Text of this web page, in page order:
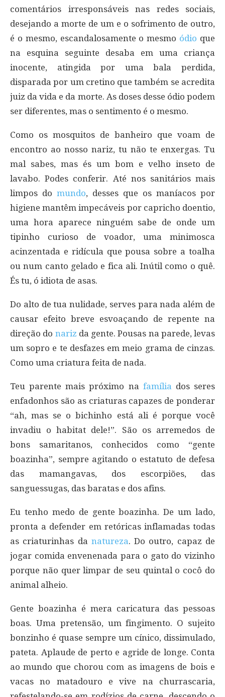
comentários irresponsáveis nas redes sociais,
desejando a morte de um e o sofrimento de outro,
é o mesmo, escandalosamente o mesmo ódio que
na esquina seguinte desaba em uma criança
inocente, atingida por uma bala perdida,
disparada por um cretino que também se acredita
juiz da vida e da morte. As doses desse ódio podem
ser diferentes, mas o sentimento é o mesmo.
Como os mosquitos de banheiro que voam de
encontro ao nosso nariz, tu não te enxergas. Tu
mal sabes, mas és um bom e velho inseto de
lavabo. Podes conferir. Até nos sanitários mais
limpos do mundo, desses que os maníacos por
higiene mantêm impecáveis por capricho doentio,
uma hora aparece ninguém sabe de onde um
tipinho curioso de voador, uma minimosca
acinzentada e ridícula que pousa sobre a toalha
ou num canto gelado e fica ali. Inútil como o quê.
És tu, ó idiota de asas.
Do alto de tua nulidade, serves para nada além de
causar efeito breve esvoaçando de repente na
direção do nariz da gente. Pousas na parede, levas
um sopro e te desfazes em meio grama de cinzas.
Como uma criatura feita de nada.
Teu parente mais próximo na família dos seres
enfadonhos são as criaturas capazes de ponderar
“ah, mas se o bichinho está ali é porque você
invadiu o habitat dele!”. São os arremedos de
bons samaritanos, conhecidos como “gente
boazinha”, sempre agitando o estatuto de defesa
das mamangavas, dos escorpiões, das
sanguessugas, das baratas e dos afins.
Eu tenho medo de gente boazinha. De um lado,
pronta a defender em retóricas inflamadas todas
as criaturinhas da natureza. Do outro, capaz de
jogar comida envenenada para o gato do vizinho
porque não quer limpar de seu quintal o cocô do
animal alheio.
Gente boazinha é mera caricatura das pessoas
boas. Uma pretensão, um fingimento. O sujeito
bonzinho é quase sempre um cínico, dissimulado,
pateta. Aplaude de perto e agride de longe. Conta
ao mundo que chorou com as imagens de bois e
vacas no matadouro e vive na churrascaria,